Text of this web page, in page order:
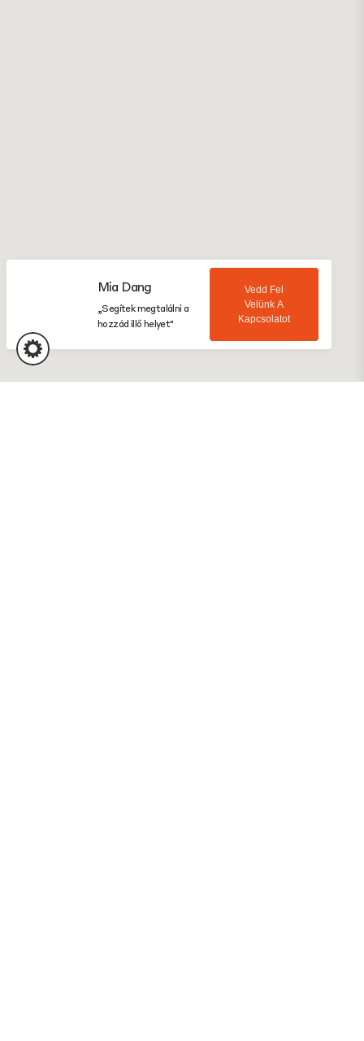
Mia Dang
„Segítek megtalálni a
hozzád illő helyet"
Vedd Fel
Velünk A
Kapcsolatot